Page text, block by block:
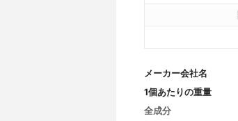
メーカー会社名
1個あたりの重量
全成分